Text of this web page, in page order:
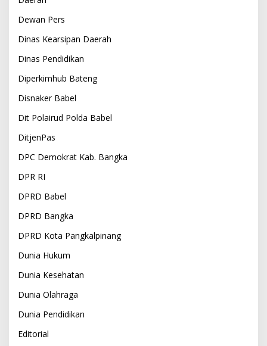
Dewan Pers
Dinas Kearsipan Daerah
Dinas Pendidikan
Diperkimhub Bateng
Disnaker Babel
Dit Polairud Polda Babel
DitjenPas
DPC Demokrat Kab. Bangka
DPR RI
DPRD Babel
DPRD Bangka
DPRD Kota Pangkalpinang
Dunia Hukum
Dunia Kesehatan
Dunia Olahraga
Dunia Pendidikan
Editorial